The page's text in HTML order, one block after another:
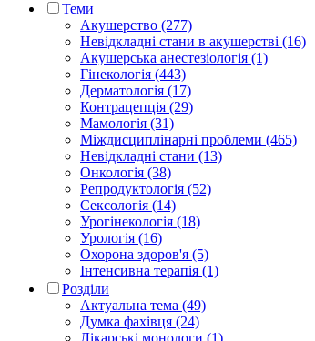
Теми
Акушерство (277)
Невідкладні стани в акушерстві (16)
Акушерська анестезіологія (1)
Гінекологія (443)
Дерматологія (17)
Контрацепція (29)
Мамологія (31)
Міждисциплінарні проблеми (465)
Невідкладні стани (13)
Онкологія (38)
Репродуктологія (52)
Сексологія (14)
Урогінекологія (18)
Урологія (16)
Охорона здоров'я (5)
Інтенсивна терапія (1)
Розділи
Актуальна тема (49)
Думка фахівця (24)
Лікарські монологи (1)